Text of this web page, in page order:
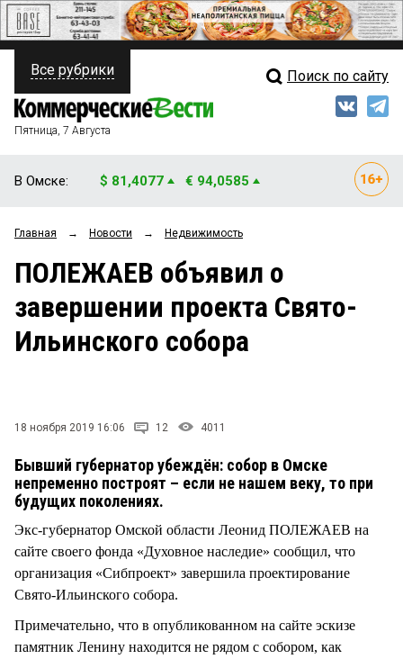
ПОЛИТИКА
ФИНАНСЫ
ОБЩЕСТВО
ЗАКОН
НОВОСТИ КОМПАНИЙ
Свежий выпуск
Мнения
Рейтинги
Блоги
Архив
Все рубрики Поиск по сайту
Пятница, 7 Августа
В Омске: $ 81,4077 € 94,0585
Главная → Новости → Недвижимость
ПОЛЕЖАЕВ объявил о
завершении проекта Свято-
Ильинского собора
18 ноября 2019 16:06 12 4011
Бывший губернатор убеждён: собор в Омске
непременно построят – если не нашем веку, то при
будущих поколениях.
Экс-губернатор Омской области Леонид ПОЛЕЖАЕВ на
сайте своего фонда «Духовное наследие» сообщил, что
организация «Сибпроект» завершила проектирование
Свято-Ильинского собора.
Примечательно, что в опубликованном на сайте эскизе
памятник Ленину находится не рядом с собором, как